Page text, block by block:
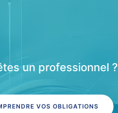
un professionnel ?
VOS OBLIGATIONS